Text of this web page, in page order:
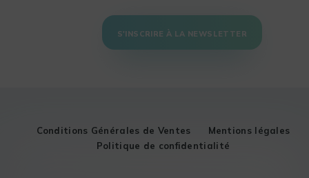
S'INSCRIRE À LA NEWSLETTER
Conditions Générales de Ventes
Mentions légales
Politique de confidentialité